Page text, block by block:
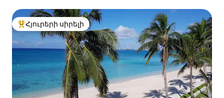
Հյուրերի սիրելի լավագույն տները
Հյուրերի սիրելի